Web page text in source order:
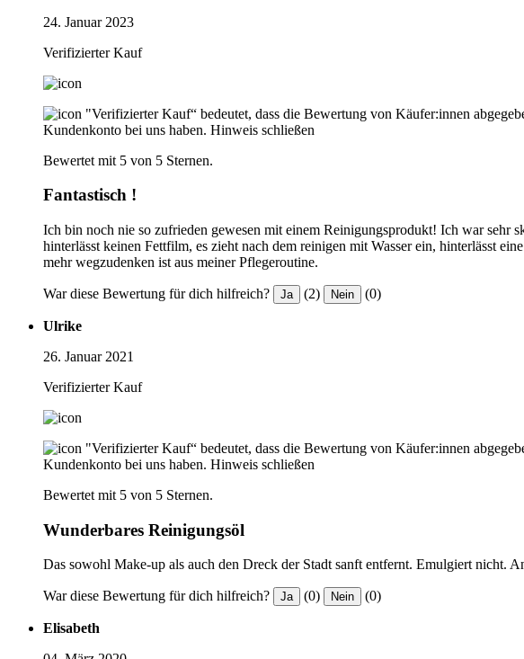
24. Januar 2023
Verifizierter Kauf
"Verifizierter Kauf“ bedeutet, dass die Bewertung von Käufer:innen
Kundenkonto bei uns haben. Hinweis schließen
Bewertet mit 5 von 5 Sternen.
Fantastisch !
Ich bin noch nie so zufrieden gewesen mit einem Reinigungsprodukt! Ich war sehr
hinterlässt keinen Fettfilm, es zieht nach dem reinigen mit Wasser ein, hinterlässt
mehr wegzudenken ist aus meiner Pflegeroutine.
War diese Bewertung für dich hilfreich? Ja (2) Nein (0)
Ulrike
26. Januar 2021
Verifizierter Kauf
"Verifizierter Kauf“ bedeutet, dass die Bewertung von Käufer:innen
Kundenkonto bei uns haben. Hinweis schließen
Bewertet mit 5 von 5 Sternen.
Wunderbares Reinigungsöl
Das sowohl Make-up als auch den Dreck der Stadt sanft entfernt. Emulgiert nicht.
War diese Bewertung für dich hilfreich? Ja (0) Nein (0)
Elisabeth